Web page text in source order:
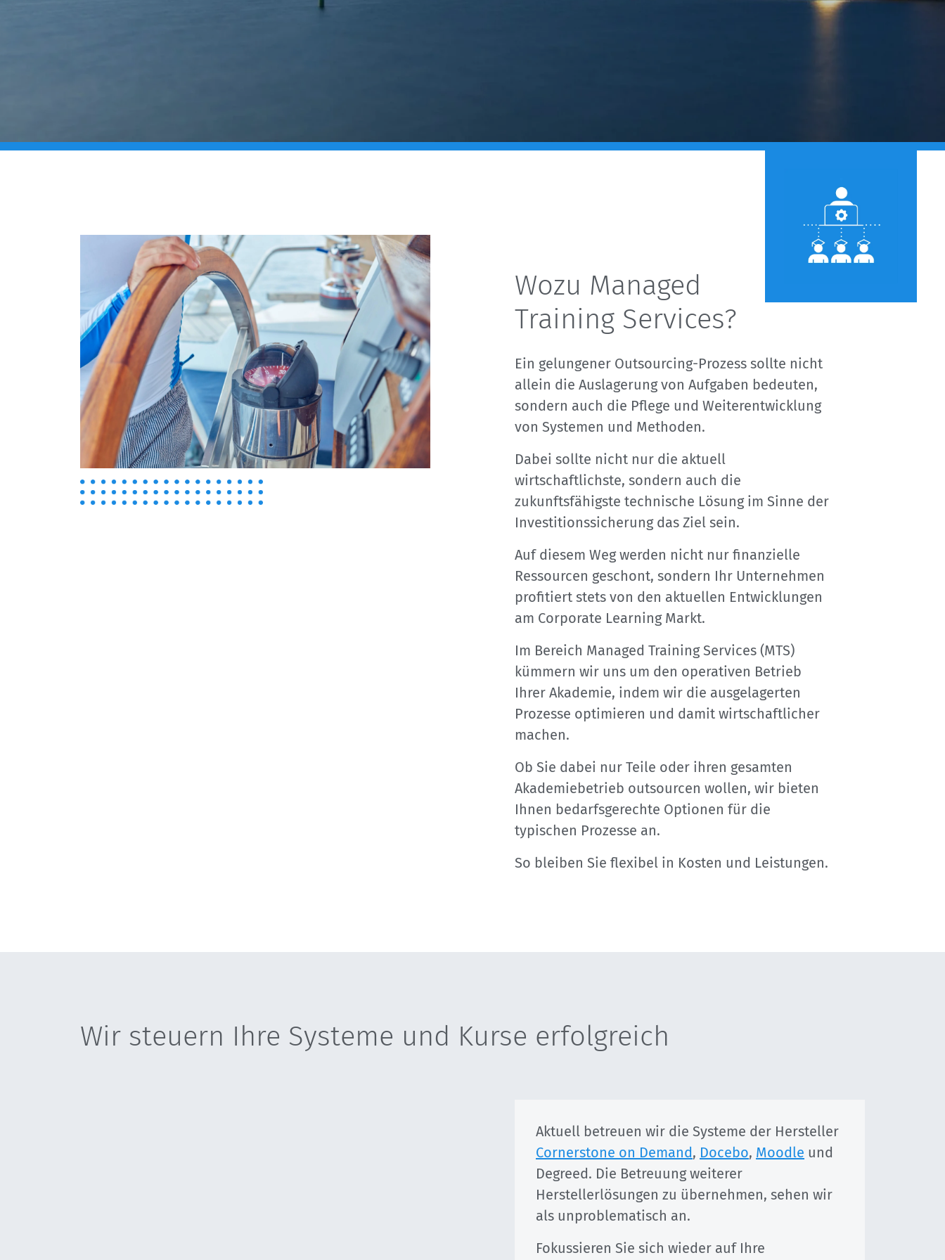
Wozu Managed
Training Services?
Ein gelungener Outsourcing-Prozess sollte nicht
allein die Auslagerung von Aufgaben bedeuten,
sondern auch die Pflege und Weiterentwicklung
von Systemen und Methoden.
Dabei sollte nicht nur die aktuell
wirtschaftlichste, sondern auch die
zukunftsfähigste technische Lösung im Sinne der
Investitionssicherung das Ziel sein.
Auf diesem Weg werden nicht nur finanzielle
Ressourcen geschont, sondern Ihr Unternehmen
profitiert stets von den aktuellen Entwicklungen
am Corporate Learning Markt.
Im Bereich Managed Training Services (MTS)
kümmern wir uns um den operativen Betrieb
Ihrer Akademie, indem wir die ausgelagerten
Prozesse optimieren und damit wirtschaftlicher
machen.
Ob Sie dabei nur Teile oder ihren gesamten
Akademiebetrieb outsourcen wollen, wir bieten
Ihnen bedarfsgerechte Optionen für die
typischen Prozesse an.
So bleiben Sie flexibel in Kosten und Leistungen.
Wir steuern Ihre Systeme und Kurse erfolgreich
Aktuell betreuen wir die Systeme der Hersteller
Cornerstone on Demand, Docebo, Moodle und
Degreed. Die Betreuung weiterer
Herstellerlösungen zu übernehmen, sehen wir
als unproblematisch an.
Fokussieren Sie sich wieder auf Ihre